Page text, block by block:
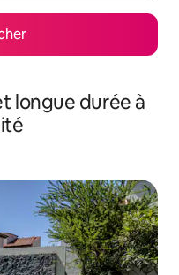
longue durée à